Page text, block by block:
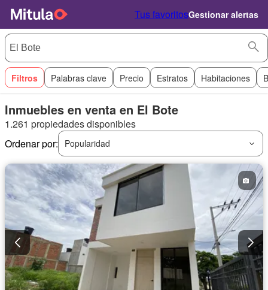
Tus favoritosGestionar alertas
Filtros Palabras clave Precio Estratos Habitaciones
Inmuebles en venta en El Bote
1.261 propiedades disponibles
Ordenar por:
Popularidad